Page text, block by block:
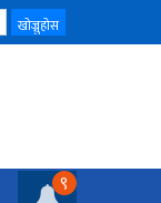
९